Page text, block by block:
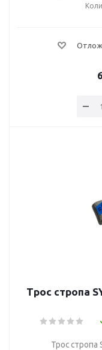
Трос стропа
Трос стропа